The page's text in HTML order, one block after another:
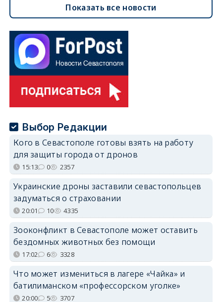
Показать все новости
Выбор Редакции
Кого в Севастополе готовы взять на работу
для защиты города от дронов
15:13 0 2357
Украинские дроны заставили севастопольцев
задуматься о страховании
20:01 10 4335
Зооконфликт в Севастополе может оставить
бездомных животных без помощи
17:02 6 3328
Что может измениться в лагере «Чайка» и
батилиманском «профессорском уголке»
20:00 5 3707